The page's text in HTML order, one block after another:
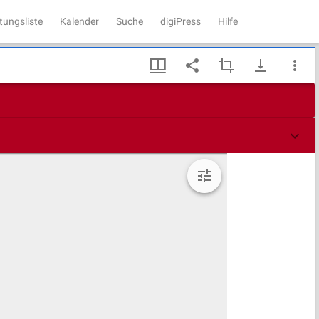
Kalender Suche digiPress Hilfe